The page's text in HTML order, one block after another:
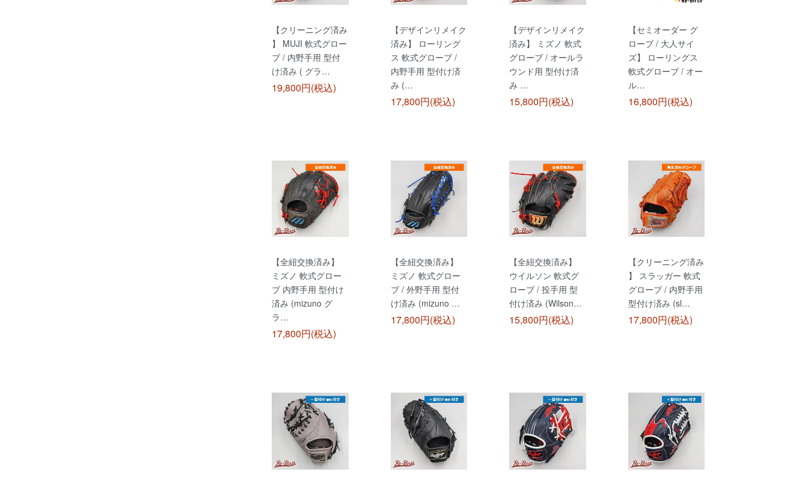
【クリーニング済み
】 MUJI 軟式グロー
ブ / 内野手用 型付
け済み ( グラ…
19,800円(税込)
【デザインリメイク
済み】 ローリング
ス 軟式グローブ /
内野手用 型付け済
み (…
17,800円(税込)
【デザインリメイク
済み】 ミズノ 軟式
グローブ / オールラ
ウンド用 型付け済
み …
15,800円(税込)
【セミオーダー グ
ローブ / 大人サイ
ズ】 ローリングス
軟式グローブ / オー
ル…
16,800円(税込)
【全紐交換済み】
ミズノ 軟式グロー
ブ 内野手用 型付け
済み (mizuno グ
ラ…
17,800円(税込)
【全紐交換済み】
ミズノ 軟式グロー
ブ / 外野手用 型付
け済み (mizuno …
17,800円(税込)
【全紐交換済み】
ウイルソン 軟式グ
ローブ / 投手用 型
付け済み (Wilson…
15,800円(税込)
【クリーニング済み
】 スラッガー 軟式
グローブ / 内野手用
型付け済み (sl…
17,800円(税込)